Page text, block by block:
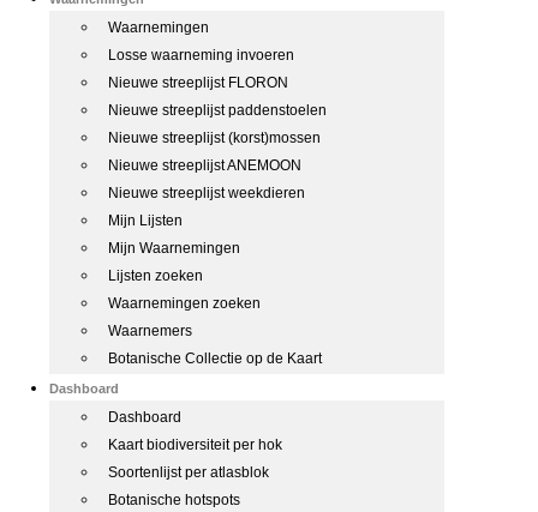
Waarnemingen
Losse waarneming invoeren
Nieuwe streeplijst FLORON
Nieuwe streeplijst paddenstoelen
Nieuwe streeplijst (korst)mossen
Nieuwe streeplijst ANEMOON
Nieuwe streeplijst weekdieren
Mijn Lijsten
Mijn Waarnemingen
Lijsten zoeken
Waarnemingen zoeken
Waarnemers
Botanische Collectie op de Kaart
Dashboard
Dashboard
Kaart biodiversiteit per hok
Soortenlijst per atlasblok
Botanische hotspots